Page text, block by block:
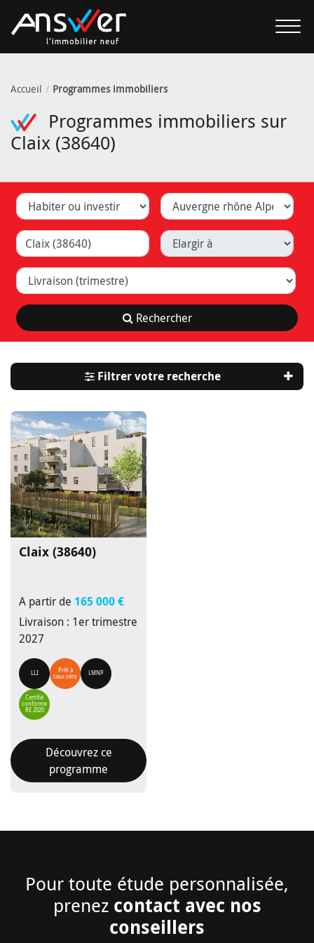
Accueil Programmes immobiliers
Programmes immobiliers sur
Claix (38640)
Habiter ou investir Département
Ville (Lyon, Caluire, ...) Elargir à
Livraison (trimestre)
Rechercher
Filtrer votre recherche
Claix (38640)
A partir de 165 000 €
Livraison : 1er trimestre
2027
LLI
Prêt à
taux zéro
LMNP
Certifié
conforme
RE 2020
Découvrez ce
programme
Pour toute étude personnalisée,
prenez contact avec nos
conseillers